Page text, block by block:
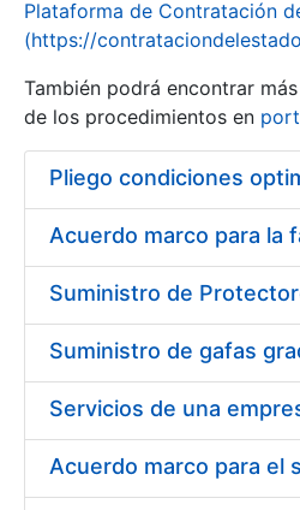
Show/Hide
Plataforma de Contratación
(https://
También podrá encontrar
de los procedimientos en